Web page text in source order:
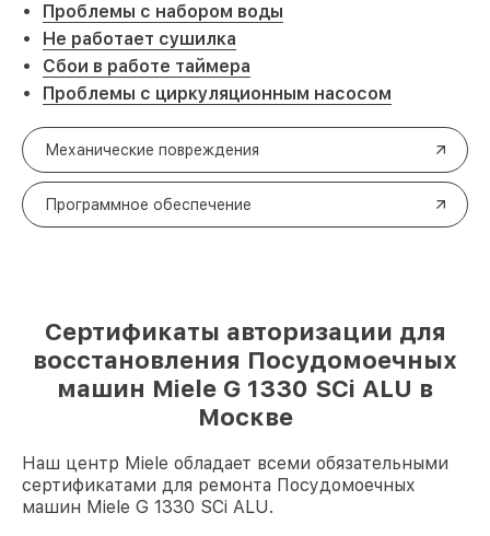
Проблемы с набором воды
Не работает сушилка
Сбои в работе таймера
Проблемы с циркуляционным насосом
Механические повреждения
Программное обеспечение
Сертификаты авторизации для
восстановления Посудомоечных
машин Miele G 1330 SCi ALU в
Москве
Наш центр Miele обладает всеми обязательными
сертификатами для ремонта Посудомоечных
машин Miele G 1330 SCi ALU.